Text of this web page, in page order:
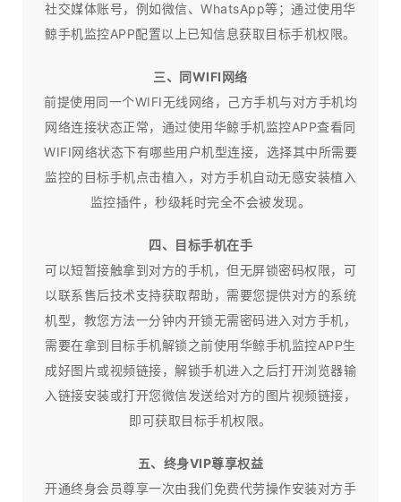
社交媒体账号，例如微信、WhatsApp等；通过使用华
鲸手机监控APP配置以上已知信息获取目标手机权限。
三、同WIFI网络
前提使用同一个WIFI无线网络，己方手机与对方手机均
网络连接状态正常，通过使用华鲸手机监控APP查看同
WIFI网络状态下有哪些用户机型连接，选择其中所需要
监控的目标手机点击植入，对方手机自动无感安装植入
监控插件，秒级耗时完全不会被发现。
四、目标手机在手
可以短暂接触拿到对方的手机，但无屏锁密码权限，可
以联系售后技术支持获取帮助，需要您提供对方的系统
机型，教您方法一分钟内开锁无需密码进入对方手机，
需要在拿到目标手机解锁之前使用华鲸手机监控APP生
成好图片或视频链接，解锁手机进入之后打开浏览器输
入链接安装或打开您微信发送给对方的图片视频链接，
即可获取目标手机权限。
五、终身VIP尊享权益
开通终身会员尊享一次由我们免费代劳操作安装对方手